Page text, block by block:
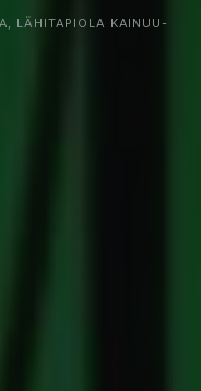
LÄHITAPIOLA KAINUU-